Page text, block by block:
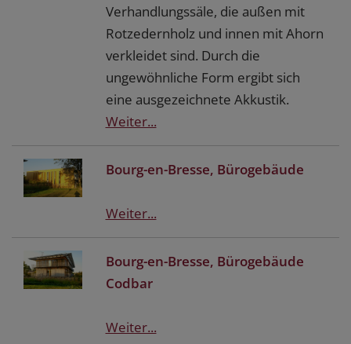
Verhandlungssäle, die außen mit
Rotzedernholz und innen mit Ahorn
verkleidet sind. Durch die
ungewöhnliche Form ergibt sich
eine ausgezeichnete Akkustik.
Weiter...
Bourg-en-Bresse, Bürogebäude
Weiter...
Bourg-en-Bresse, Bürogebäude
Codbar
Weiter...